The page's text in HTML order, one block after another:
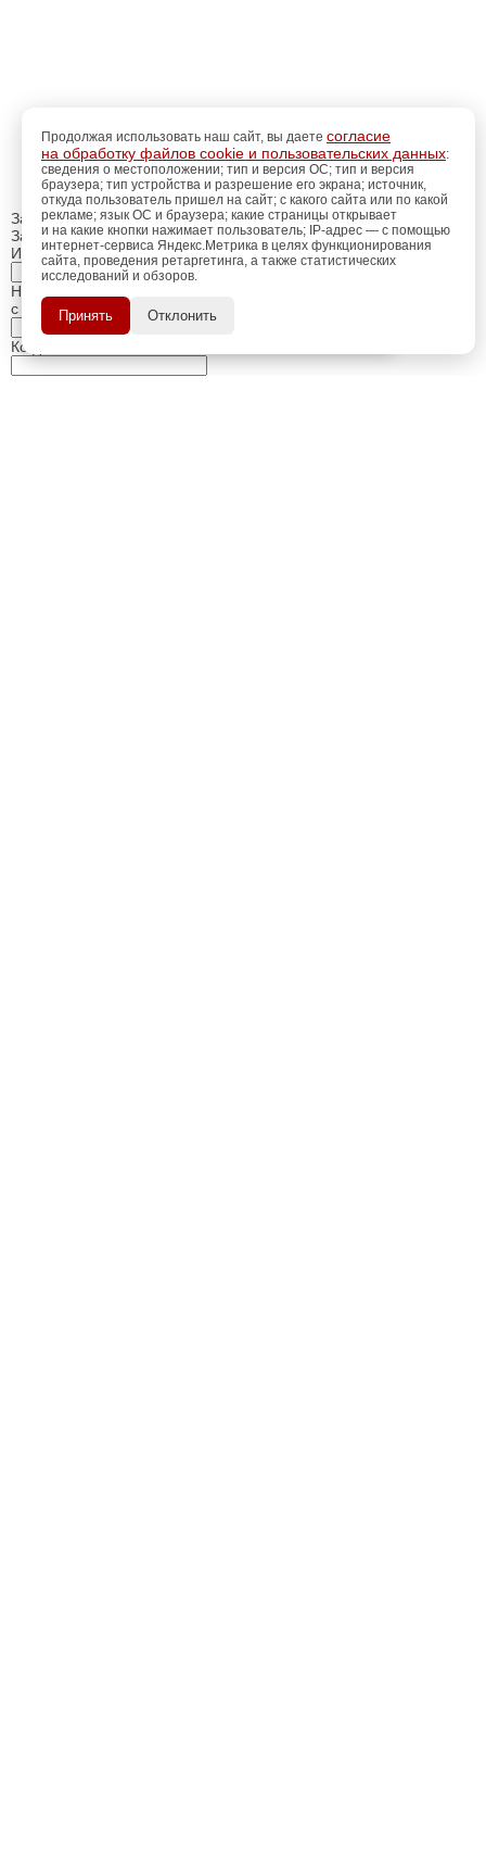
Продолжая использовать наш сайт, вы даете согласие
на обработку файлов cookie и пользовательских данных:
сведения о местоположении; тип и версия ОС; тип и версия
браузера; тип устройства и разрешение его экрана; источник,
откуда пользователь пришел на сайт; с какого сайта или по какой
рекламе; язык ОС и браузера; какие страницы открывает
и на какие кнопки нажимает пользователь; IP-адрес — с помощью
интернет-сервиса Яндекс.Метрика в целях функционирования
сайта, проведения ретаргетинга, а также статистических
исследований и обзоров.
Принять Отклонить
Закрыть
Заказ обратного звонка
Имя Отчество:
Номер телефона:
с кодом города
Когда позвонить?
Пройдитерегистрацию
использования
дополнительных возможностей